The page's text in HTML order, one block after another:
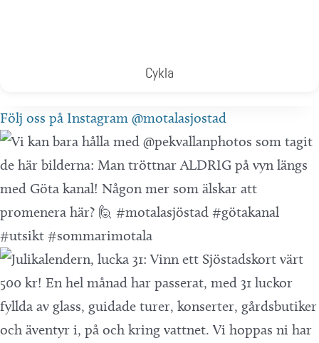
Cykla
Följ oss på Instagram @motalasjostad